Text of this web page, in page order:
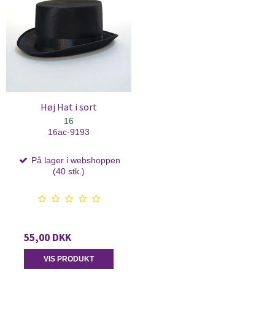
Høj Hat i sort
16
16ac-9193
På lager i webshoppen
(40 stk.)
55,00 DKK
VIS PRODUKT